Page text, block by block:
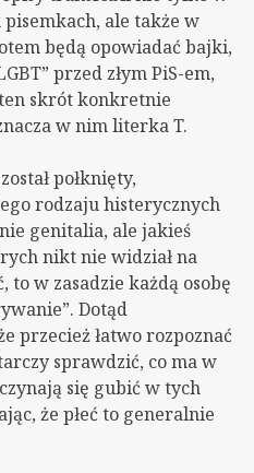
ale także w
będą opowiadać bajki,
przed złym PiS-em,
skrót konkretnie
w nim literka T.
połknięty,
rodzaju histerycznych
genitalia, ale jakieś
nikt nie widział na
to w zasadzie każdą osobę
Dotąd
przecież łatwo rozpoznać
sprawdzić, co ma w
się gubić w tych
że płeć to generalnie